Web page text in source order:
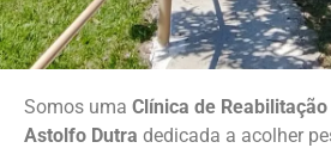
Somos uma Clínica de
Astolfo Dutra dedicada a acolher